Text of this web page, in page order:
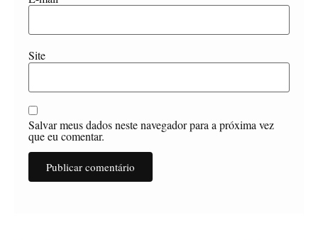
Site
Salvar meus dados neste navegador para a próxima vez
que eu comentar.